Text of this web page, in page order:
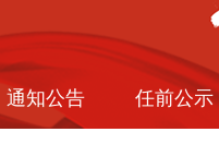
通知公告 任前公示